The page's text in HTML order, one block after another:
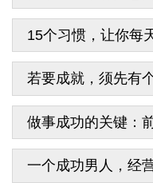
15个习惯，让你每
若要成就，须先有
做事成功的关键：
一个成功男人，经